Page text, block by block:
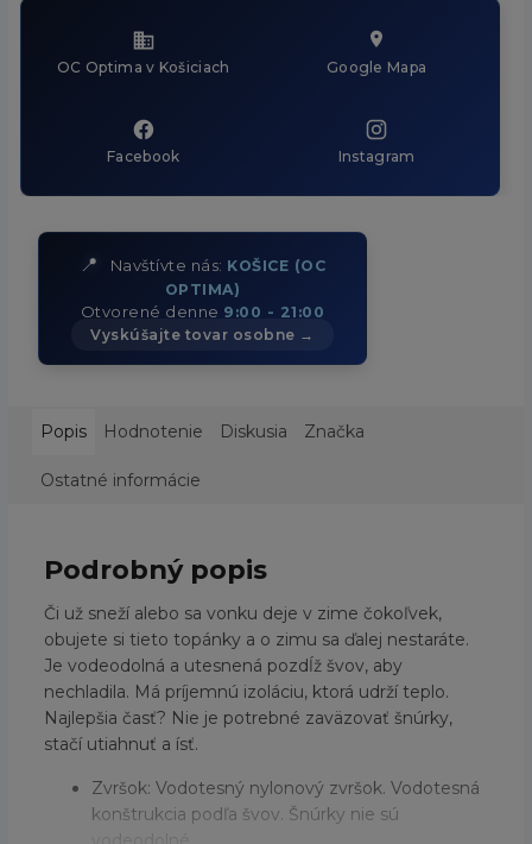
OC Optima v Košiciach Google Mapa
Facebook Instagram
📍 Navštívte nás: KOŠICE (OC
OPTIMA)
Otvorené denne 9:00 - 21:00
Vyskúšajte tovar osobne →
Popis Hodnotenie Diskusia Značka
Ostatné informácie
Podrobný popis
Či už sneží alebo sa vonku deje v zime čokoľvek,
obujete si tieto topánky a o zimu sa ďalej nestaráte.
Je vodeodolná a utesnená pozdĺž švov, aby
nechladila. Má príjemnú izoláciu, ktorá udrží teplo.
Najlepšia časť? Nie je potrebné zaväzovať šnúrky,
stačí utiahnuť a ísť.
Zvršok: Vodotesný nylonový zvršok. Vodotesná
konštrukcia podľa švov. Šnúrky nie sú